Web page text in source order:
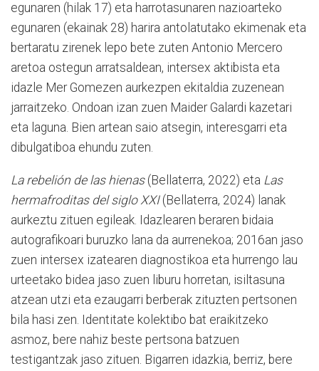
egunaren (hilak 17) eta harrotasunaren nazioarteko
egunaren (ekainak 28) harira antolatutako ekimenak eta
bertaratu zirenek lepo bete zuten Antonio Mercero
aretoa ostegun arratsaldean, intersex aktibista eta
idazle Mer Gomezen aurkezpen ekitaldia zuzenean
jarraitzeko. Ondoan izan zuen Maider Galardi kazetari
eta laguna. Bien artean saio atsegin, interesgarri eta
dibulgatiboa ehundu zuten.
La rebelión de las hienas (Bellaterra, 2022) eta Las
hermafroditas del siglo XXI (Bellaterra, 2024) lanak
aurkeztu zituen egileak. Idazlearen beraren bidaia
autografikoari buruzko lana da aurrenekoa; 2016an jaso
zuen intersex izatearen diagnostikoa eta hurrengo lau
urteetako bidea jaso zuen liburu horretan, isiltasuna
atzean utzi eta ezaugarri berberak zituzten pertsonen
bila hasi zen. Identitate kolektibo bat eraikitzeko
asmoz, bere nahiz beste pertsona batzuen
testigantzak jaso zituen. Bigarren idazkia, berriz, bere